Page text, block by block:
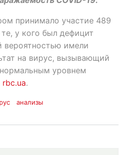
принимало участие 489
у кого был дефицит
вероятностью имели
на вирус, вызывающий
уровнем
rbc.ua.
анализы